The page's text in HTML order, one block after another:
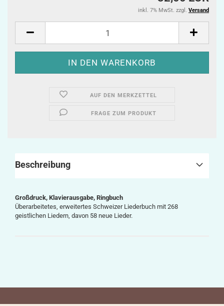
inkl. 7% MwSt. zzgl. Versand
AUF DEN MERKZETTEL
FRAGE ZUM PRODUKT
Beschreibung
Großdruck, Klavierausgabe, Ringbuch
Überarbeitetes, erweitertes Schweizer Liederbuch mit 268
geistlichen Liedern, davon 58 neue Lieder.